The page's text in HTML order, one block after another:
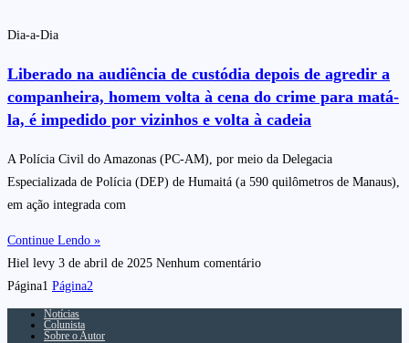
Dia-a-Dia
Liberado na audiência de custódia depois de agredir a
companheira, homem volta à cena do crime para matá-
la, é impedido por vizinhos e volta à cadeia
A Polícia Civil do Amazonas (PC-AM), por meio da Delegacia
Especializada de Polícia (DEP) de Humaitá (a 590 quilômetros de Manaus),
em ação integrada com
Continue Lendo »
Hiel levy 3 de abril de 2025 Nenhum comentário
Página1 Página2
Notícias
Colunista
Sobre o Autor